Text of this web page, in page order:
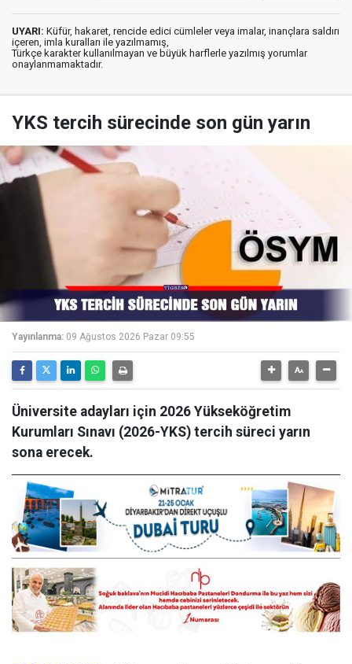
UYARI: Küfür, hakaret, rencide edici cümleler veya imalar, inançlara saldırı
içeren, imla kuralları ile yazılmamış,
Türkçe karakter kullanılmayan ve büyük harflerle yazılmış yorumlar
onaylanmamaktadır.
YKS tercih sürecinde son gün yarın
Yayınlanma: 09 Ağustos 2026 Pazar 09:55
Üniversite adayları için 2026 Yükseköğretim
Kurumları Sınavı (2026-YKS) tercih süreci yarın
sona erecek.